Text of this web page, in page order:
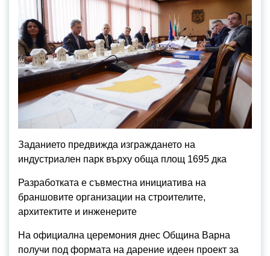
Заданието предвижда изграждането на
индустриален парк върху обща площ 1695 дка
Разработката е съвместна инициатива на
браншовите организации на строителите,
архитектите и инженерите
На официална церемония днес Община Варна
получи под формата на дарение идеен проект за